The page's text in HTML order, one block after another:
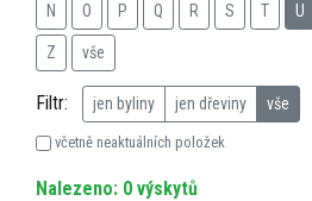
N O P Q R S T U
Z vše
Filtr: jen byliny jen dřeviny vše
včetně neaktuálních položek
Nalezeno: 0 výskytů